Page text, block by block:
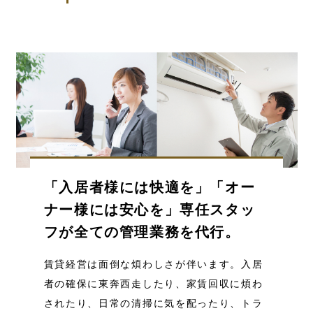
「入居者様には快適を」「オー
ナー様には安心を」専任スタッ
フが全ての管理業務を代行。
賃貸経営は面倒な煩わしさが伴います。入居
者の確保に東奔西走したり、家賃回収に煩わ
されたり、日常の清掃に気を配ったり、トラ